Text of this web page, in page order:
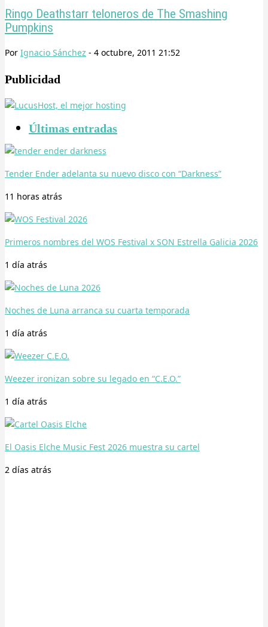
Ringo Deathstarr teloneros de The Smashing
Pumpkins
Por Ignacio Sánchez - 4 octubre, 2011 21:52
Publicidad
Últimas entradas
Tender Ender adelanta su nuevo disco con “Darkness”
11 horas atrás
Primeros nombres del WOS Festival x SON Estrella Galicia 2026
1 día atrás
Noches de Luna arranca su cuarta temporada
1 día atrás
Weezer ironizan sobre su legado en “C.E.O.”
1 día atrás
El Oasis Elche Music Fest 2026 muestra su cartel
2 días atrás